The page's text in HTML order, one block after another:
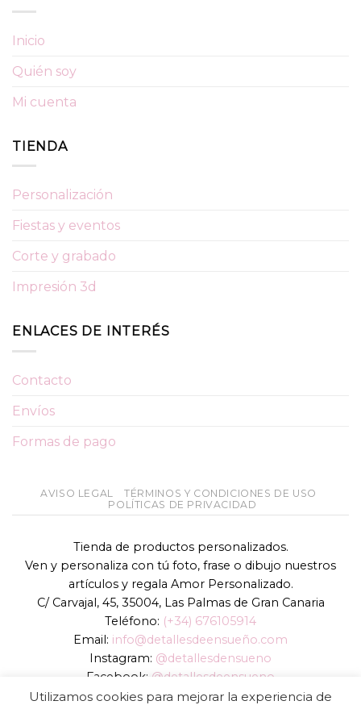
Inicio
Quién soy
Mi cuenta
TIENDA
Personalización
Fiestas y eventos
Corte y grabado
Impresión 3d
ENLACES DE INTERÉS
Contacto
Envíos
Formas de pago
AVISO LEGAL
TÉRMINOS Y CONDICIONES DE USO
POLÍTICAS DE PRIVACIDAD
Tienda de productos personalizados.
Ven y personaliza con tú foto, frase o dibujo nuestros
artículos y regala Amor Personalizado.
C/ Carvajal, 45, 35004, Las Palmas de Gran Canaria
Teléfono: (+34) 676105914
Email: info@detallesdeensueño.com
Instagram: @detallesdensueno
Facebook: @detallesdeensueno
TikTok: @detallesdensueno
Utilizamos cookies para mejorar la experiencia de